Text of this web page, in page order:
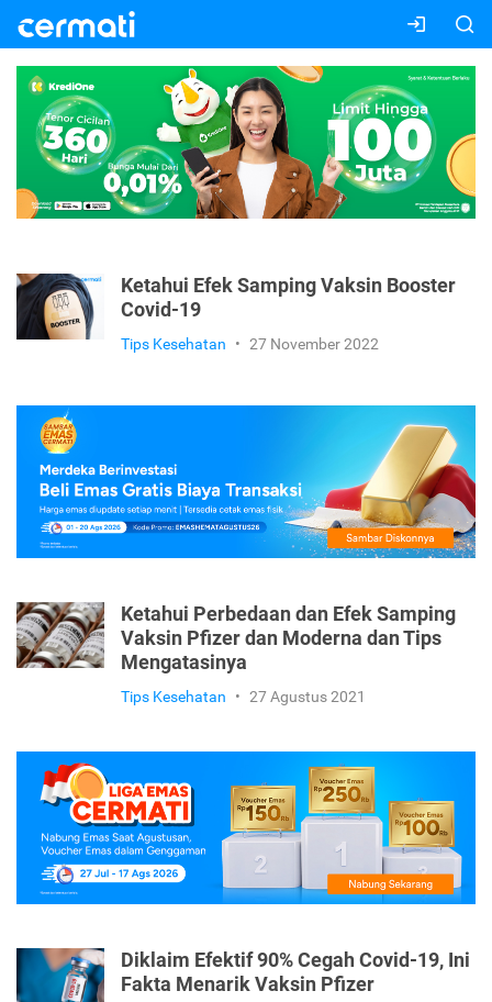
Ketahui Efek Samping Vaksin Booster
Covid-19
Tips Kesehatan • 27 November 2022
Ketahui Perbedaan dan Efek Samping
Vaksin Pfizer dan Moderna dan Tips
Mengatasinya
Tips Kesehatan • 27 Agustus 2021
Diklaim Efektif 90% Cegah Covid-19, Ini
Fakta Menarik Vaksin Pfizer